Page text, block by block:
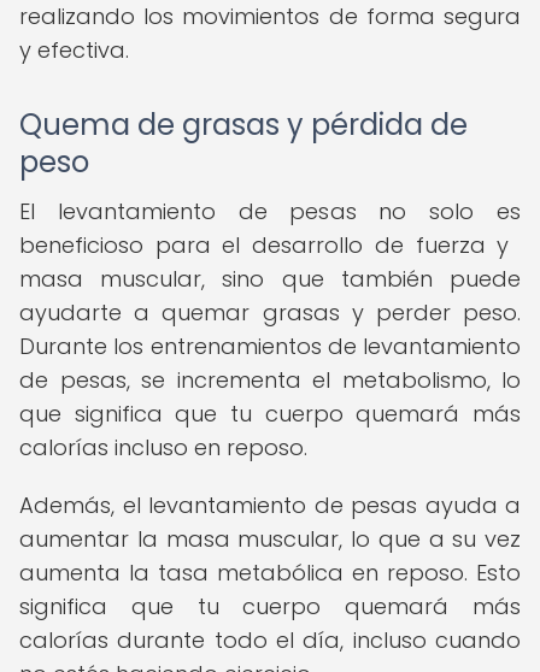
realizando los movimientos de forma segura
y efectiva.
Quema de grasas y pérdida de
peso
El levantamiento de pesas no solo es
beneficioso para el desarrollo de fuerza y ​​
masa muscular, sino que también puede
ayudarte a quemar grasas y perder peso.
Durante los entrenamientos de levantamiento
de pesas, se incrementa el metabolismo, lo
que significa que tu cuerpo quemará más
calorías incluso en reposo.
Además, el levantamiento de pesas ayuda a
aumentar la masa muscular, lo que a su vez
aumenta la tasa metabólica en reposo. Esto
significa que tu cuerpo quemará más
calorías durante todo el día, incluso cuando